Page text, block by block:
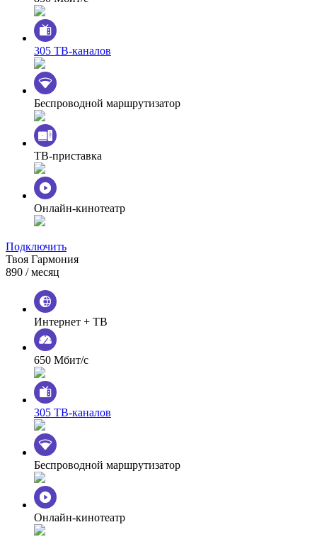
305 ТВ-каналов
Беспроводной маршрутизатор
ТВ-приставка
Онлайн-кинотеатр
Подключить
Твоя Гармония
890 / месяц
Интернет + ТВ
650 Мбит/с
305 ТВ-каналов
Беспроводной маршрутизатор
Онлайн-кинотеатр